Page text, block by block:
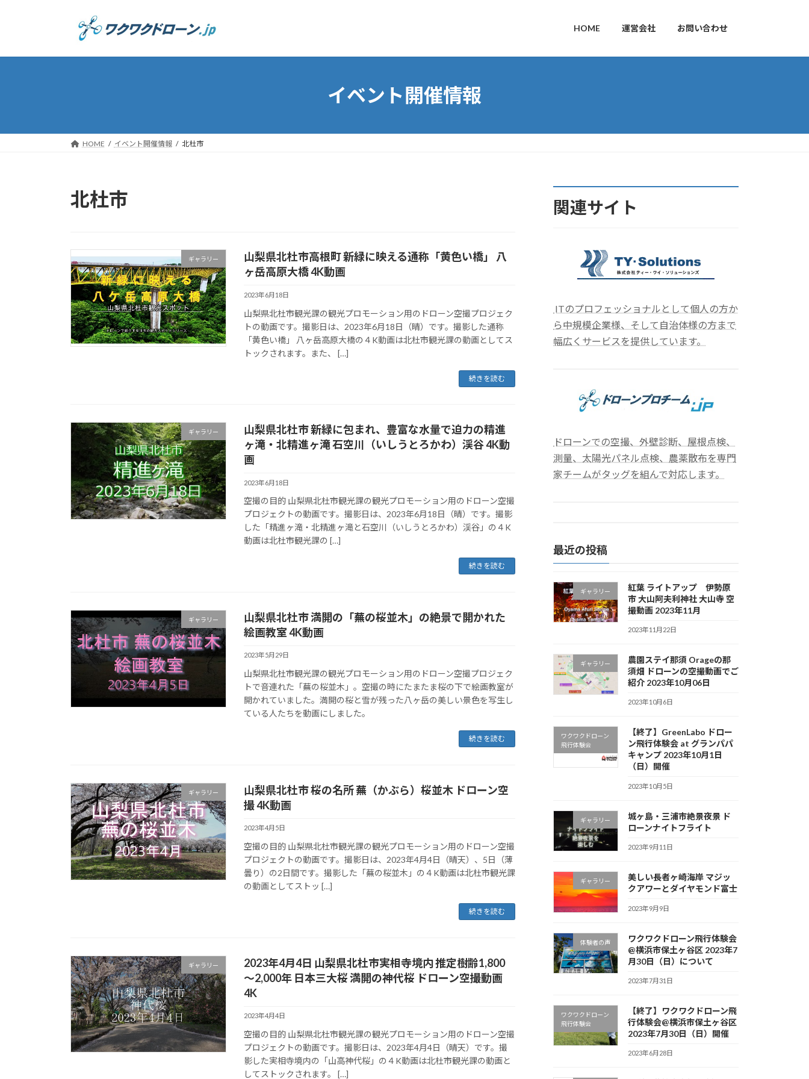
プ
動
HOME 運営会社 お問い合わせ
イベント開催情報
HOME イベント開催情報 北杜市
北杜市
ギャラリー
山梨県北杜市高根町 新緑に映える通称「黄色い橋」 八
ヶ岳高原大橋 4K動画
2023年6月18日
山梨県北杜市観光課の観光プロモーション用のドローン空撮プロジェク
トの動画です。撮影日は、2023年6月18日（晴）です。撮影した通称
「黄色い橋」 八ヶ岳高原大橋の４K動画は北杜市観光課の動画としてス
トックされます。また、 […]
続きを読む
ギャラリー
山梨県北杜市 新緑に包まれ、豊富な水量で迫力の精進
ヶ滝・北精進ヶ滝 石空川（いしうとろかわ）渓谷 4K動
画
2023年6月18日
空撮の目的 山梨県北杜市観光課の観光プロモーション用のドローン空撮
プロジェクトの動画です。撮影日は、2023年6月18日（晴）です。撮影
した「精進ヶ滝・北精進ヶ滝と石空川（いしうとろかわ）渓谷」の４K
動画は北杜市観光課の […]
続きを読む
ギャラリー
山梨県北杜市 満開の「蕪の桜並木」の絶景で開かれた
絵画教室 4K動画
2023年5月29日
山梨県北杜市観光課の観光プロモーション用のドローン空撮プロジェク
トで音連れた「蕪の桜並木」。空撮の時にたまたま桜の下で絵画教室が
開かれていました。満開の桜と雪が残った八ヶ岳の美しい景色を写生し
ている人たちを動画にしました。
続きを読む
ギャラリー
山梨県北杜市 桜の名所 蕪（かぶら）桜並木 ドローン空
撮 4K動画
2023年4月5日
空撮の目的 山梨県北杜市観光課の観光プロモーション用のドローン空撮
プロジェクトの動画です。撮影日は、2023年4月4日（晴天）、5日（薄
曇り）の2日間です。撮影した「蕪の桜並木」の４K動画は北杜市観光課
の動画としてストッ […]
続きを読む
ギャラリー
2023年4月4日 山梨県北杜市実相寺境内 推定樹齢1,800
～2,000年 日本三大桜 満開の神代桜 ドローン空撮動画
4K
2023年4月4日
空撮の目的 山梨県北杜市観光課の観光プロモーション用のドローン空撮
プロジェクトの動画です。撮影日は、2023年4月4日（晴天）です。撮
影した実相寺境内の「山高神代桜」の４K動画は北杜市観光課の動画と
してストックされます。 […]
関連サイト
ITのプロフェッショナルとして個人の方か
ら中規模企業様、そして自治体様の方まで
幅広くサービスを提供しています。
ドローンでの空撮、外壁診断、屋根点検、
測量、太陽光パネル点検、農薬散布を専門
家チームがタッグを組んで対応します。
最近の投稿
ギャラリー
紅葉 ライトアップ 伊勢原
市 大山阿夫利神社 大山寺 空
撮動画 2023年11月
2023年11月22日
ギャラリー
農園ステイ那須 Orageの那
須畑 ドローンの空撮動画でご
紹介 2023年10月06日
2023年10月6日
ワクワクドローン
飛行体験会
【終了】GreenLabo ドロー
ン飛行体験会 at グランパパ
キャンプ 2023年10月1日
（日）開催
2023年10月5日
ギャラリー
城ヶ島・三浦市絶景夜景 ド
ローンナイトフライト
2023年9月11日
ギャラリー
美しい長者ヶ崎海岸 マジッ
クアワーとダイヤモンド富士
2023年9月9日
体験者の声
ワクワクドローン飛行体験会
@横浜市保土ヶ谷区 2023年7
月30日（日）について
2023年7月31日
ワクワクドローン
飛行体験会
【終了】ワクワクドローン飛
行体験会@横浜市保土ヶ谷区
2023年7月30日（日）開催
2023年6月28日